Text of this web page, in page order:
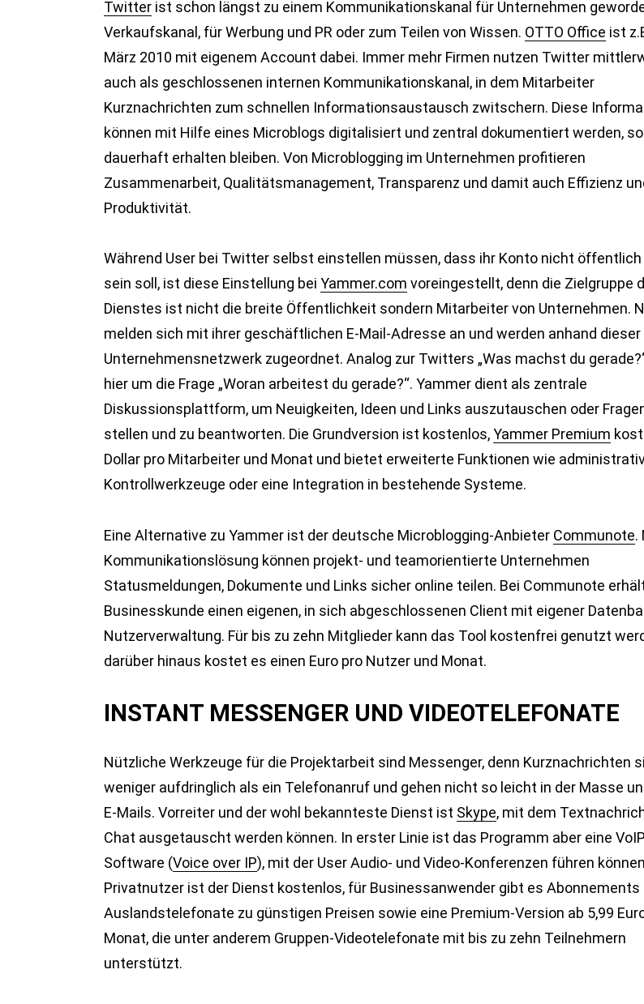
Twitter ist schon längst zu einem Kommunikationskanal für Unternehmen
Verkaufskanal, für Werbung und PR oder zum Teilen von Wissen. OTTO Office ist
März 2010 mit eigenem Account dabei. Immer mehr Firmen nutzen Twitter
auch als geschlossenen internen Kommunikationskanal, in dem Mitarbeiter
Kurznachrichten zum schnellen Informationsaustausch zwitschern. Diese
können mit Hilfe eines Microblogs digitalisiert und zentral dokumentiert werden,
dauerhaft erhalten bleiben. Von Microblogging im Unternehmen profitieren
Zusammenarbeit, Qualitätsmanagement, Transparenz und damit auch Effizienz
Produktivität.
Während User bei Twitter selbst einstellen müssen, dass ihr Konto nicht
sein soll, ist diese Einstellung bei Yammer.com voreingestellt, denn die Zielgruppe
Dienstes ist nicht die breite Öffentlichkeit sondern Mitarbeiter von Unternehmen.
melden sich mit ihrer geschäftlichen E-Mail-Adresse an und werden anhand dieser
Unternehmensnetzwerk zugeordnet. Analog zur Twitters „Was machst du
hier um die Frage „Woran arbeitest du gerade?“. Yammer dient als zentrale
Diskussionsplattform, um Neuigkeiten, Ideen und Links auszutauschen oder
stellen und zu beantworten. Die Grundversion ist kostenlos,Yammer Premium
Dollar pro Mitarbeiter und Monat und bietet erweiterte Funktionen wie
Kontrollwerkzeuge oder eine Integration in bestehende Systeme.
Eine Alternative zu Yammer ist der deutsche Microblogging-Anbieter Communote.
Kommunikationslösung können projekt- und teamorientierte Unternehmen
Statusmeldungen, Dokumente und Links sicher online teilen. Bei Communote
Businesskunde einen eigenen, in sich abgeschlossenen Client mit eigener
Nutzerverwaltung. Für bis zu zehn Mitglieder kann das Tool kostenfrei genutzt
darüber hinaus kostet es einen Euro pro Nutzer und Monat.
INSTANT MESSENGER UND VIDEOTELEFONATE
Nützliche Werkzeuge für die Projektarbeit sind Messenger, denn Kurznachrichten
weniger aufdringlich als ein Telefonanruf und gehen nicht so leicht in der Masse
E-Mails. Vorreiter und der wohl bekannteste Dienst ist Skype, mit dem
Chat ausgetauscht werden können. In erster Linie ist das Programm aber eine
Software (Voice over IP), mit der User Audio- und Video-Konferenzen führen
Privatnutzer ist der Dienst kostenlos, für Businessanwender gibt es
Auslandstelefonate zu günstigen Preisen sowie eine Premium-Version ab 5,99
Monat, die unter anderem Gruppen-Videotelefonate mit bis zu zehn Teilnehmern
unterstützt.